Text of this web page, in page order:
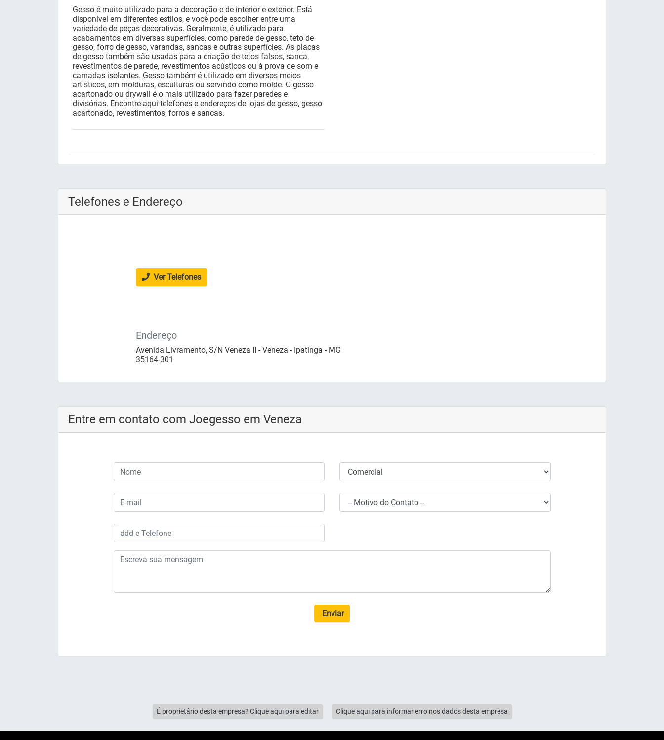
Gesso é muito utilizado para a decoração e de interior e exterior. Está
disponível em diferentes estilos, e você pode escolher entre uma
variedade de peças decorativas. Geralmente, é utilizado para
acabamentos em diversas superfícies, como parede de gesso, teto de
gesso, forro de gesso, varandas, sancas e outras superfícies. As placas
de gesso também são usadas para a criação de tetos falsos, sanca,
revestimentos de parede, revestimentos acústicos ou à prova de som e
camadas isolantes. Gesso também é utilizado em diversos meios
artísticos, em molduras, esculturas ou servindo como molde. O gesso
acartonado ou drywall é o mais utilizado para fazer paredes e
divisórias. Encontre aqui telefones e endereços de lojas de gesso, gesso
acartonado, revestimentos, forros e sancas.
Telefones e Endereço
Ver Telefones
Endereço
Avenida Livramento, S/N Veneza II - Veneza - Ipatinga - MG
35164-301
Entre em contato com Joegesso em Veneza
Enviar
É proprietário desta empresa? Clique aqui para editar Clique aqui para informar erro nos dados desta empresa